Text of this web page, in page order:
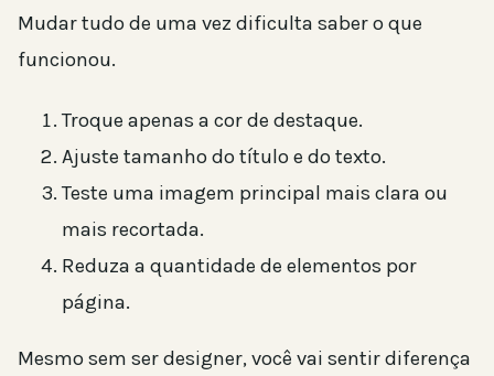
Mudar tudo de uma vez dificulta saber o que
funcionou.
Troque apenas a cor de destaque.
Ajuste tamanho do título e do texto.
Teste uma imagem principal mais clara ou
mais recortada.
Reduza a quantidade de elementos por
página.
Mesmo sem ser designer, você vai sentir diferença